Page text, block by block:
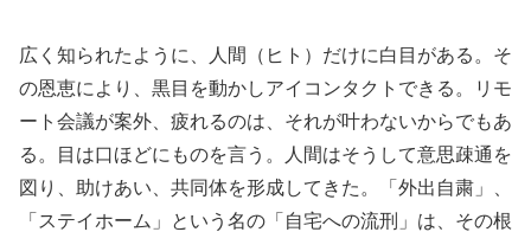
広く知られたように、人間（ヒト）だけに白目がある。そ
の恩恵により、黒目を動かしアイコンタクトできる。リモ
ート会議が案外、疲れるのは、それが叶わないからでもあ
る。目は口ほどにものを言う。人間はそうして意思疎通を
図り、助けあい、共同体を形成してきた。「外出自粛」、
「ステイホーム」という名の「自宅への流刑」は、その根